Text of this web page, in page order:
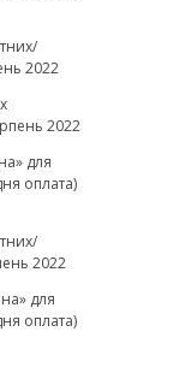
2022
2022
для
оплата)
2022
для
оплата)